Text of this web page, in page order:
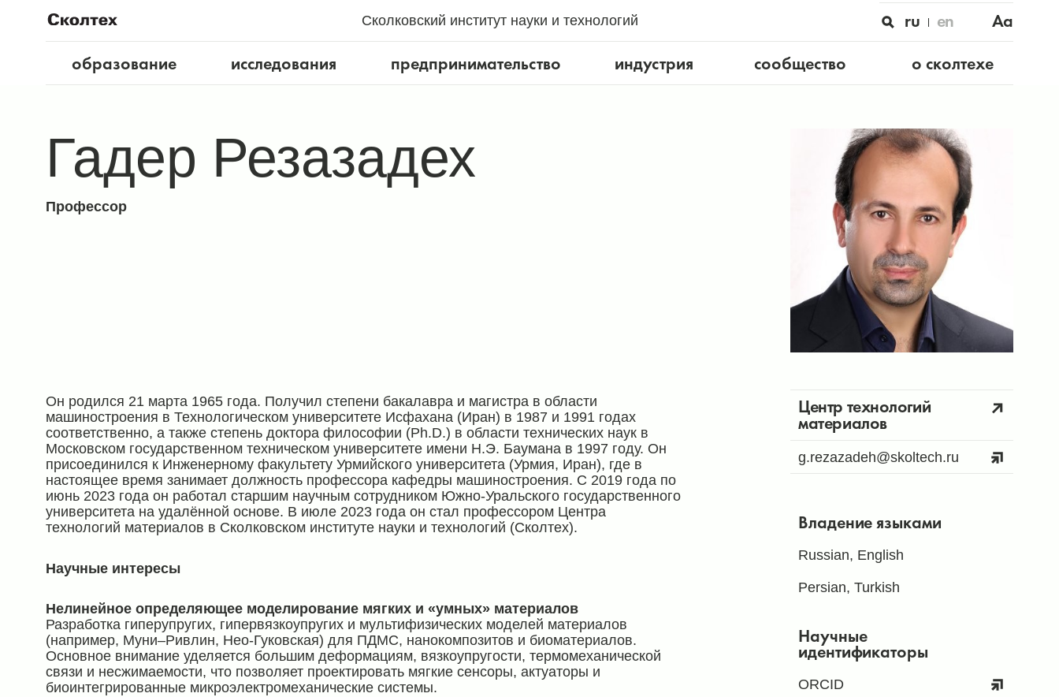
Сколковский институт науки и технологий ru en
Aa
образование
исследования предпринимательство индустрия сообщество о сколтехе
Гадер Резазадех
Профессор
Он родился 21 марта 1965 года. Получил степени бакалавра и магистра в области
машиностроения в Технологическом университете Исфахана (Иран) в 1987 и 1991 годах
соответственно, а также степень доктора философии (Ph.D.) в области технических наук в
Московском государственном техническом университете имени Н.Э. Баумана в 1997 году. Он
присоединился к Инженерному факультету Урмийского университета (Урмия, Иран), где в
настоящее время занимает должность профессора кафедры машиностроения. С 2019 года по
июнь 2023 года он работал старшим научным сотрудником Южно-Уральского государственного
университета на удалённой основе. В июле 2023 года он стал профессором Центра
технологий материалов в Сколковском институте науки и технологий (Сколтех).
Научные интересы
Нелинейное определяющее моделирование мягких и «умных» материалов
Разработка гиперупругих, гипервязкоупругих и мультифизических моделей материалов
(например, Муни–Ривлин, Нео-Гуковская) для ПДМС, нанокомпозитов и биоматериалов.
Основное внимание уделяется большим деформациям, вязкоупругости, термомеханической
связи и несжимаемости, что позволяет проектировать мягкие сенсоры, актуаторы и
биоинтегрированные микроэлектромеханические системы.
Центр технологий
материалов
g.rezazadeh@skoltech.ru
Владение языками
Russian, English
Persian, Turkish
Научные
идентификаторы
ORCID